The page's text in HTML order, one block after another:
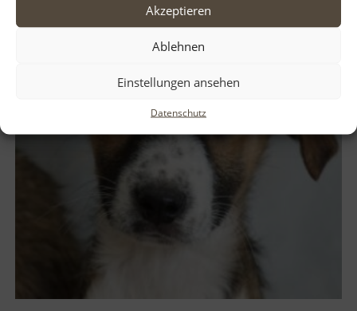
Akzeptieren
Ablehnen
Einstellungen ansehen
Datenschutz